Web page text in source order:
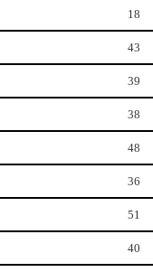
18
43
39
38
48
36
51
40